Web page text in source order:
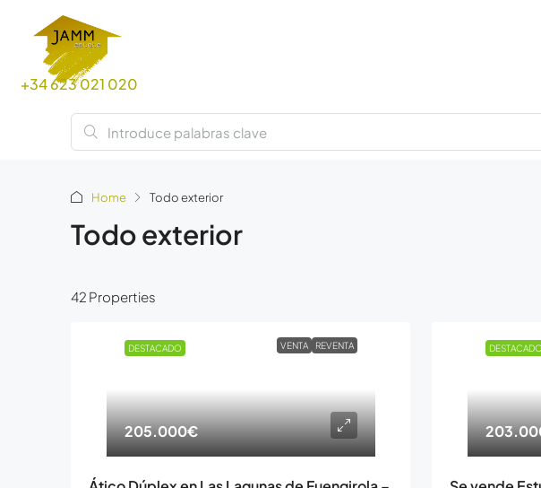
+34 623 021 020
Home Todo exterior
Todo exterior
42 Properties
DESTACADO VENTA REVENTA
205.000€
DESTACADO